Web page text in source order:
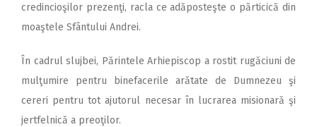
credincioşilor prezenţi, racla ce adăposteşte o părticică din
moaştele Sfântului Andrei.
În cadrul slujbei, Părintele Arhiepiscop a rostit rugăciuni de
mulţumire pentru binefacerile arătate de Dumnezeu şi
cereri pentru tot ajutorul necesar în lucrarea misionară şi
jertfelnică a preoţilor.